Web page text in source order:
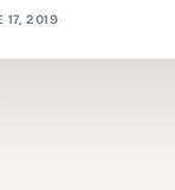
17, 2019